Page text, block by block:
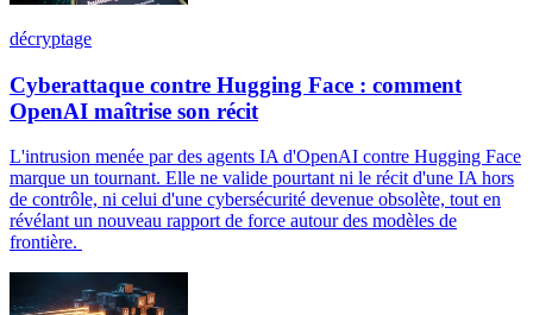
décryptage
Cyberattaque contre Hugging Face : comment
OpenAI maîtrise son récit
L'intrusion menée par des agents IA d'OpenAI contre Hugging Face
marque un tournant. Elle ne valide pourtant ni le récit d'une IA hors
de contrôle, ni celui d'une cybersécurité devenue obsolète, tout en
révélant un nouveau rapport de force autour des modèles de
frontière.